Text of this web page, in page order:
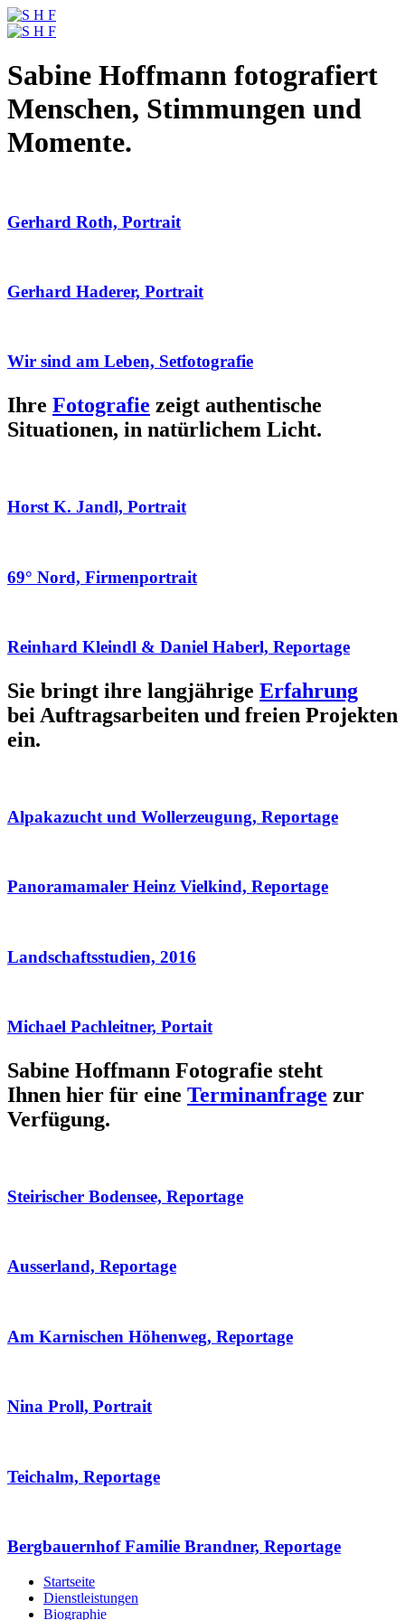
Sabine Hoffmann fotografiert
Menschen, Stimmungen und
Momente.
Gerhard Roth, Portrait
Gerhard Haderer, Portrait
Wir sind am Leben, Setfotografie
Ihre Fotografie zeigt authentische
Situationen, in natürlichem Licht.
Horst K. Jandl, Portrait
69° Nord, Firmenportrait
Reinhard Kleindl & Daniel Haberl, Reportage
Sie bringt ihre langjährige Erfahrung
bei Auftragsarbeiten und freien Projekten
ein.
Alpakazucht und Wollerzeugung, Reportage
Panoramamaler Heinz Vielkind, Reportage
Landschaftsstudien, 2016
Michael Pachleitner, Portait
Sabine Hoffmann Fotografie steht
Ihnen hier für eine Terminanfrage zur
Verfügung.
Steirischer Bodensee, Reportage
Ausserland, Reportage
Am Karnischen Höhenweg, Reportage
Nina Proll, Portrait
Teichalm, Reportage
Bergbauernhof Familie Brandner, Reportage
Startseite
Dienstleistungen
Biographie